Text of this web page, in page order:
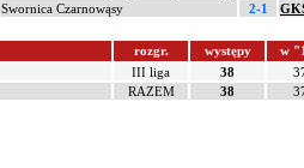
Swornica Czarnowąsy 2-1
rozgr. występy
w
III liga 38
RAZEM 38